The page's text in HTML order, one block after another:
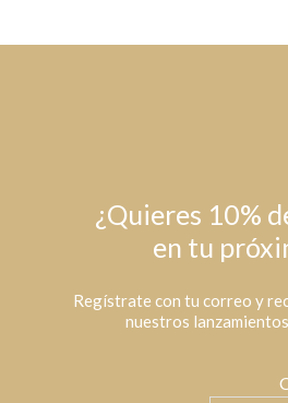
¿Quieres 10%
en tu
Regístrate con tu correo y
nuestros